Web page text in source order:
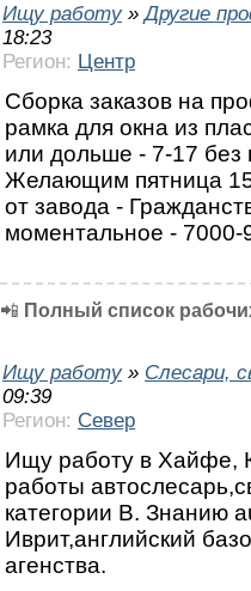
Ищу работу »Другие
18:23
Регион: Центр
Сборка заказов на
рамка для окна из
или дольше - 7-17 без
Желающим пятница
от завода -
моментальное -
📲 Полный список
Ищу работу » Слесари,
09:39
Регион: Север
Ищу работу в Хайфе,
работы
категории В. Знанию
Иврит,английский
агенства.